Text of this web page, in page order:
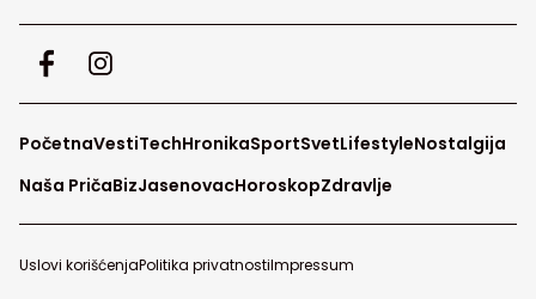
PočetnaVestiTechHronikaSportSvetLifestyleNostalgija
Naša PričaBizJasenovacHoroskopZdravlje
Uslovi korišćenjaPolitika privatnostiImpressum